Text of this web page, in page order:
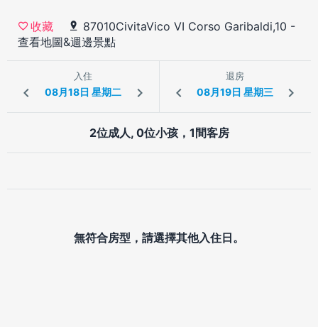
收藏 87010CivitaVico VI Corso Garibaldi,10 -
查看地圖&週邊景點
入住 退房
2位成人, 0位小孩，1間客房
無符合房型，請選擇其他入住日。